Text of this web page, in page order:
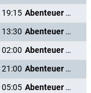
19:15
Abenteuer Karibik
13:30
Abenteuer Karibik
02:00
Abenteuer Karibik
21:00
Abenteuer Karibik
05:05
Abenteuer Karibik